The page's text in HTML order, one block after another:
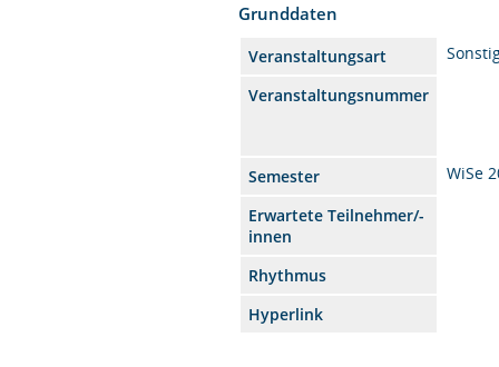
Grunddaten
Veranstaltungsart
Veranstaltungsnummer
Semester
WiSe
Erwartete Teilnehmer/-
innen
Rhythmus
Hyperlink